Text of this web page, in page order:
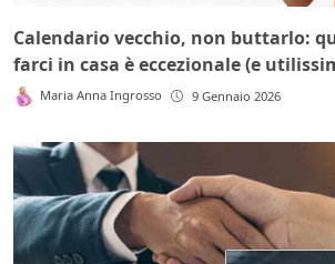
Calendario vecchio, non buttarlo:
farci in casa è eccezionale (e
Maria Anna Ingrosso 9 Gennaio 2026